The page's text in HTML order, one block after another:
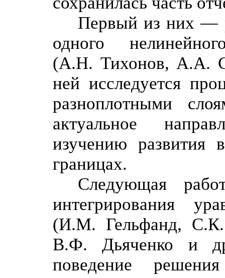
Первый из них —
одного
(А.Н. Тихонов, А.А.
ней исследуется
разноплотными
актуальное
изучению развития
границах.
Следующая
интегрирования
(И.М. Гельфанд,
В.Ф. Дьяченко и
поведение